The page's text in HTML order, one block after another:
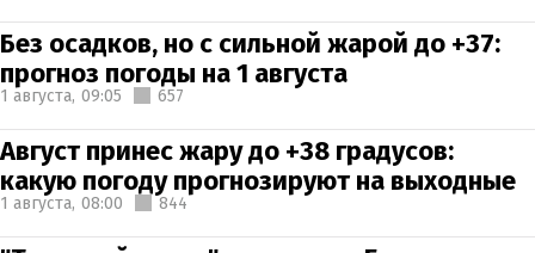
Без осадков, но с сильной жарой до +37:
прогноз погоды на 1 августа
1 августа, 09:05 657
Август принес жару до +38 градусов:
какую погоду прогнозируют на выходные
1 августа, 08:00 844